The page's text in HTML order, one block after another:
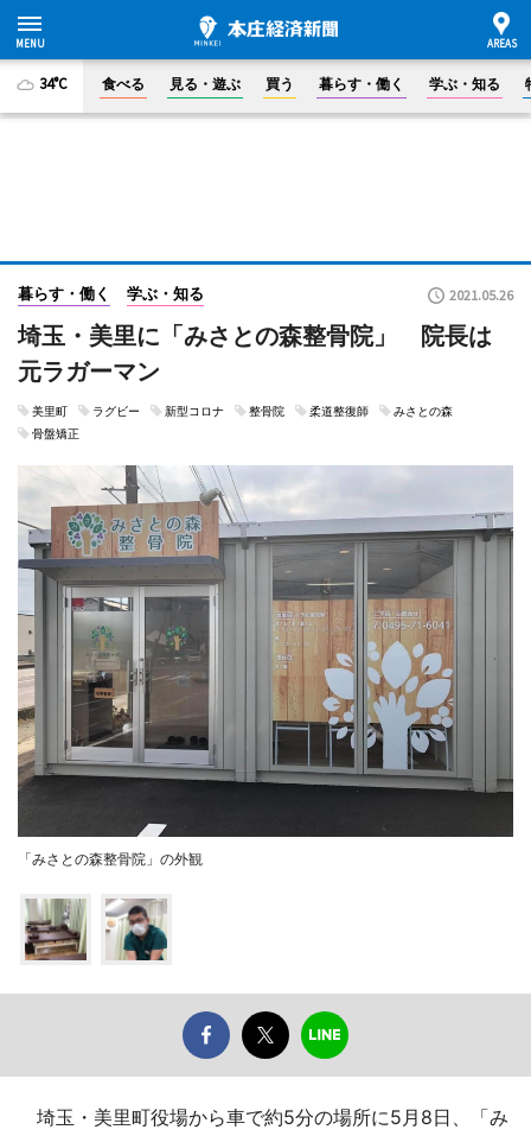
34°C 食べる 見る・遊ぶ 買う 暮らす・働く 学ぶ・知る
暮らす・働く 学ぶ・知る 2021.05.26
埼玉・美里に「みさとの森整骨院」 院長は
元ラガーマン
美里町 ラグビー 新型コロナ 整骨院 柔道整復師
みさとの森
骨盤矯正
「みさとの森整骨院」の外観
埼玉・美里町役場から車で約5分の場所に5月8日、「み